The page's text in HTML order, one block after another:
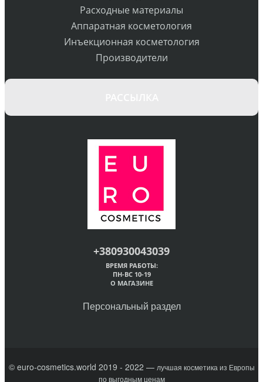
Расходные материалы
Аппаратная косметология
Инъекционная косметология
Производители
+380930043039
ВРЕМЯ РАБОТЫ:
ПН-ВС 10-19
О МАГАЗИНЕ
Персональный раздел
© euro-cosmetics.world 2019 - 2022 — лучшая косметика из Европы
по выгодным ценам